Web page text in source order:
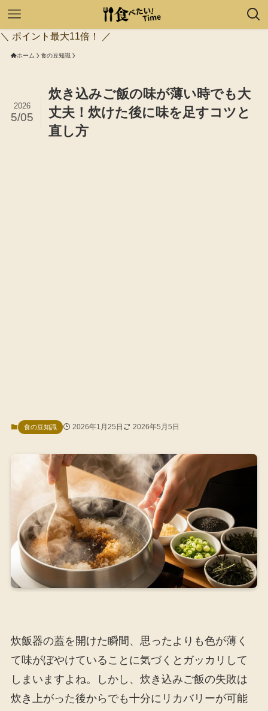
＼ ポイント最大11倍！ ／
ホーム 食の豆知識
炊き込みご飯の味が薄い時でも大
丈夫！炊けた後に味を足すコツと
直し方
2026
5/05
食の豆知識 2026年1月25日 2026年5月5日
炊飯器の蓋を開けた瞬間、思ったよりも色が薄く
て味がぼやけていることに気づくとガッカリして
しまいますよね。しかし、炊き込みご飯の失敗は
炊き上がった後からでも十分にリカバリーが可能